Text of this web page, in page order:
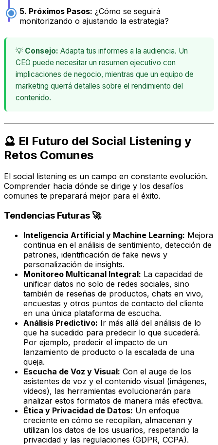
5. Próximos Pasos: ¿Cómo se seguirá
monitorizando o ajustando la estrategia?
💡 Consejo: Adapta tus informes a la audiencia. Un
CEO puede necesitar un resumen ejecutivo con
implicaciones de negocio, mientras que un equipo de
marketing querrá detalles sobre el rendimiento del
contenido.
🔮 El Futuro del Social Listening y
Retos Comunes
El social listening es un campo en constante evolución.
Comprender hacia dónde se dirige y los desafíos
comunes te preparará mejor para el éxito.
Tendencias Futuras 🚀
Inteligencia Artificial y Machine Learning: Mejora
continua en el análisis de sentimiento, detección de
patrones, identificación de fake news y
personalización de insights.
Monitoreo Multicanal Integral: La capacidad de
unificar datos no solo de redes sociales, sino
también de reseñas de productos, chats en vivo,
encuestas y otros puntos de contacto del cliente
en una única plataforma de escucha.
Análisis Predictivo: Ir más allá del análisis de lo
que ha sucedido para predecir lo que sucederá.
Por ejemplo, predecir el impacto de un
lanzamiento de producto o la escalada de una
queja.
Escucha de Voz y Visual: Con el auge de los
asistentes de voz y el contenido visual (imágenes,
videos), las herramientas evolucionarán para
analizar estos formatos de manera más efectiva.
Ética y Privacidad de Datos: Un enfoque
creciente en cómo se recopilan, almacenan y
utilizan los datos de los usuarios, respetando la
privacidad y las regulaciones (GDPR, CCPA).